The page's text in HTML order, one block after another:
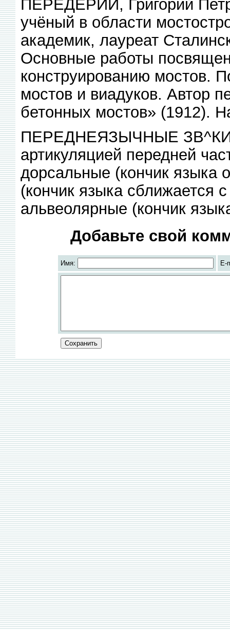
ПЕРЕДЕРИЙ, Григорий
учёный в области
академик, лауреат
Основные работы
конструированию мостов.
мостов и виадуков. Автор
бетонных мостов» (1912).
ПЕРЕДНЕЯЗЫЧНЫЕ ЗВ^КИ,
артикуляцией передней
дорсальные (кончик языка
(кончик языка сближается
альвеолярные (кончик
Добавьте свой
Имя: E-